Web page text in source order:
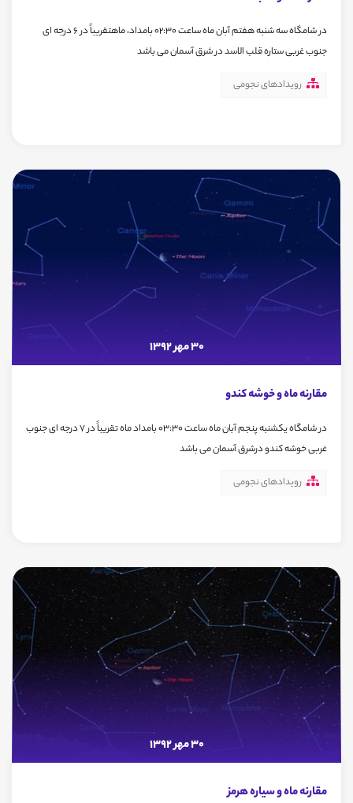
در شامگاه سه شنبه هفتم آبان ماه ساعت 02:30 بامداد، ماهتقریباً در 6 درجه ای
جنوب غربی ستاره قلب الاسد در شرق آسمان می باشد
رویدادهای نجومی
30 مهر 1392
مقارنه ماه و خوشه کندو
در شامگاه یکشنبه پنجم آبان ماه ساعت 03:30 بامداد ماه تقریباً در 7 درجه ای جنوب
غربی خوشه کندو درشرق آسمان می باشد
رویدادهای نجومی
30 مهر 1392
مقارنه ماه و سیاره هرمز